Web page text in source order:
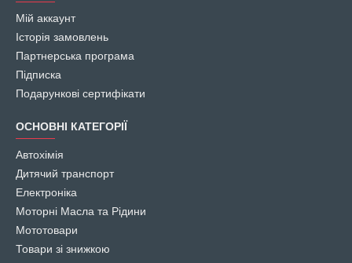
Мій аккаунт
Історія замовлень
Партнерська програма
Підписка
Подарункові сертифікати
ОСНОВНІ КАТЕГОРІЇ
Автохімія
Дитячий транспорт
Електроніка
Моторні Масла та Рідини
Мототовари
Товари зі знижкою